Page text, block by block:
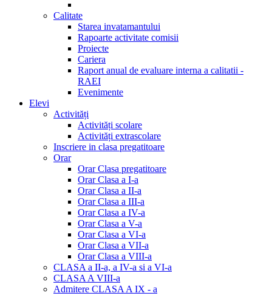
Calitate
Starea invatamantului
Rapoarte activitate comisii
Proiecte
Cariera
Raport anual de evaluare interna a calitatii -
RAEI
Evenimente
Elevi
Activități
Activități scolare
Activități extrascolare
Inscriere in clasa pregatitoare
Orar
Orar Clasa pregatitoare
Orar Clasa a I-a
Orar Clasa a II-a
Orar Clasa a III-a
Orar Clasa a IV-a
Orar Clasa a V-a
Orar Clasa a VI-a
Orar Clasa a VII-a
Orar Clasa a VIII-a
CLASA a II-a, a IV-a si a VI-a
CLASA A VIII-a
Admitere CLASA A IX - a